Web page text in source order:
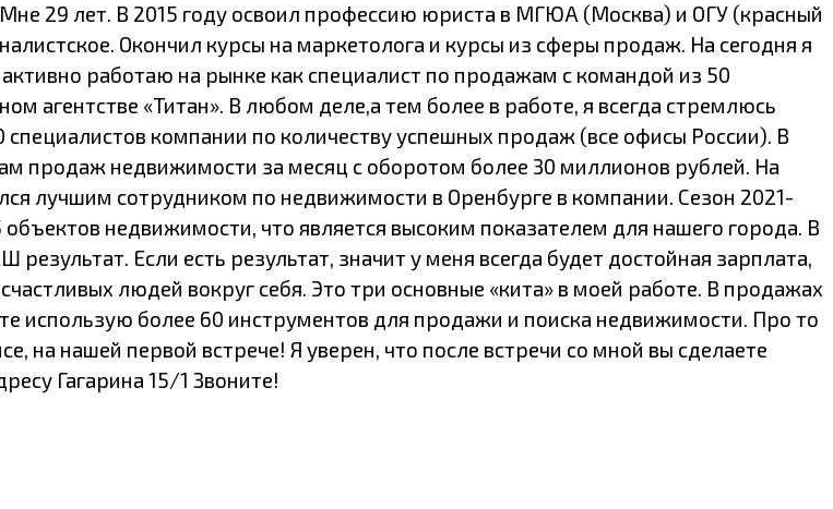
29 лет. В 2015 году освоил профессию юриста в МГЮА (Москва) и ОГУ (красный
Окончил курсы на маркетолога и курсы из сферы продаж. На сегодня я
работаю на рынке как специалист по продажам с командой из 50
агентстве «Титан». В любом деле,а тем более в работе, я всегда стремлюсь
компании по количеству успешных продаж (все офисы России). В
продаж недвижимости за месяц с оборотом более 30 миллионов рублей. На
лучшим сотрудником по недвижимости в Оренбурге в компании. Сезон 2021-
недвижимости, что является высоким показателем для нашего города. В
Если есть результат, значит у меня всегда будет достойная зарплата,
людей вокруг себя. Это три основные «кита» в моей работе. В продажах
использую более 60 инструментов для продажи и поиска недвижимости. Про то
на нашей первой встрече! Я уверен, что после встречи со мной вы сделаете
Гагарина 15/1 Звоните!